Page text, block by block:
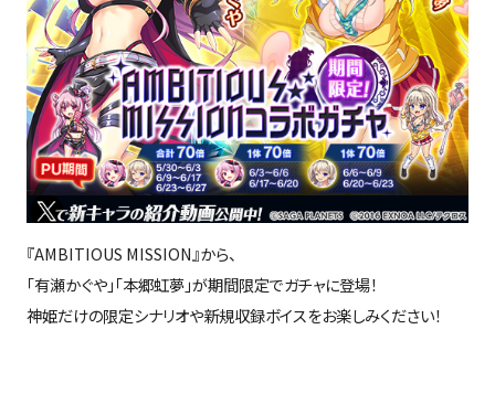
『AMBITIOUS MISSION 』から、
「有瀬かぐや」「本郷虹夢」が期間限定でガチャに登場！
神姫だけの限定シナリオや新規収録ボイスをお楽しみください！